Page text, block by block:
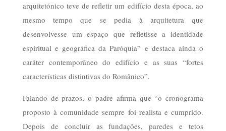
arquitetónico teve de refletir um edifício desta época, ao
mesmo tempo que se pedia à arquitetura que
desenvolvesse um espaço que refletisse a identidade
espiritual e geográfica da Paróquia” e destaca ainda o
caráter contemporâneo do edifício e as suas “fortes
características distintivas do Românico”.
Falando de prazos, o padre afirma que “o cronograma
proposto à comunidade sempre foi realista e cumprido.
Depois de concluir as fundações, paredes e tetos